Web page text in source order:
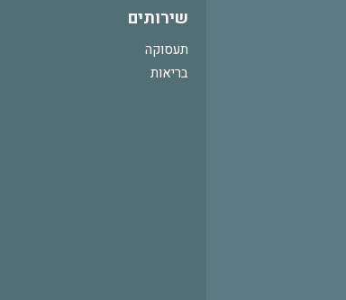
שירותים
תעסוקה
בריאות